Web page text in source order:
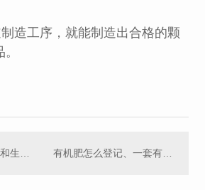
造工序，就能制造出合格的颗